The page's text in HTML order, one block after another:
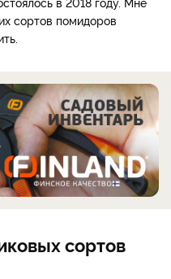
сортов помидоров
сортов